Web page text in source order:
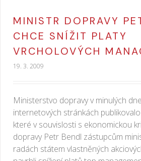
MINISTR DOPRAVY
CHCE SNÍŽIT PLATY
VRCHOLOVÝCH
19. 3. 2009
Ministerstvo dopravy v minulých
internetových stránkách
které v souvislosti s ekonomickou
dopravy Petr Bendl zástupcům
radách státem vlastněných